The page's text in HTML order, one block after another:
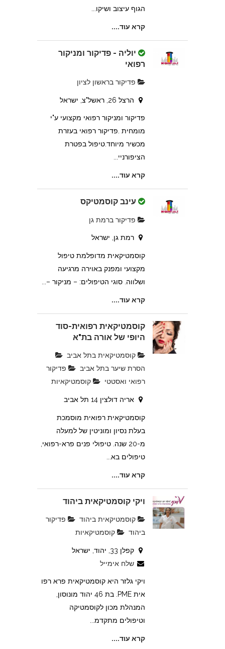
הגוף עיצוב ושיקו...
קרא עוד....
יוליה - פדיקור ומניקור
רפואי
פדיקור בראשון לציון
הרצל 26, ראשל"צ, ישראל
פדיקור ומניקור רפואי מקצועי ע"י
מומחית .פדיקור רפואי בעזרת
מכשיר מיוחד.טיפול בפטרת
הציפורניי...
קרא עוד....
עינב קוסמטיקס
פדיקור ברמת גן
רמת גן, ישראל
קוסמטיקאית מדופלמת טיפול
מקצועי ומפנק באוירה מרגיעה
ושלווה. סוגי הטיפולים: – מניקור –...
קרא עוד....
קוסמטיקאית רפואית-סוד
היופי של אורה בת"א
קוסמטיקאית בתל אביב
הסרת שיער בתל אביב
פדיקור
רפואי ואסטטי
קוסמטיקאיות
אריה דולצין 14 תל אביב
קוסמטיקאית רפואית מוסמכת
בעלת נסיון ומוניטין של למעלה
מ-20 שנה. טיפולי פנים פרא-רפואי,
טיפולים בא...
קרא עוד....
ויקי קוסמטיקאית ביהוד
קוסמטיקאית ביהוד
פדיקור
ביהוד
קוסמטיקאיות
קפלן 33, יהוד, ישראל
שלח אימייל
ויקי גלזר היא קוסמטיקאית פרא רפו
אית PME. בת 46 יהוד מונוסון,
המנהלת מכון לקוסמטיקה
וטיפולים מתקדמ...
קרא עוד....